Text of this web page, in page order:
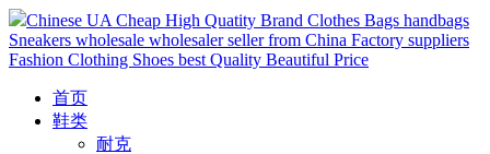
Chinese UA Cheap High Quatity Brand Clothes Bags handbags
Sneakers wholesale wholesaler seller from China Factory suppliers
Fashion Clothing Shoes best Quality Beautiful Price
首页
鞋类
耐克